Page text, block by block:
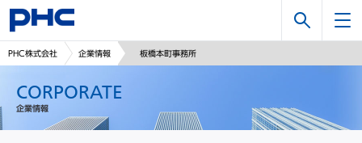
検
PHC株式会社 企業情報 板橋本町事務所
CORPORATE
企業情報